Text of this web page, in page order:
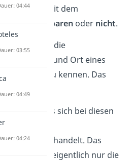
Theorie mit dem
vereinbaren oder nicht.
beschreibt die
Impuls und Ort eines
zu kennen. Das
ist, dass es sich bei diesen
nur um
handelt. Das
eigentlich nur die
04:44
03:55
04:49
04:24